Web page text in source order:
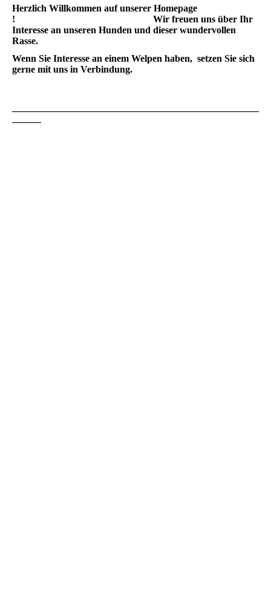
Herzlich Willkommen auf unserer Homepage
! Wir freuen uns über Ihr
Interesse an unseren Hunden und dieser wundervollen
Rasse.
Wenn Sie Interesse an einem Welpen haben, setzen Sie sich
gerne mit uns in Verbindung.